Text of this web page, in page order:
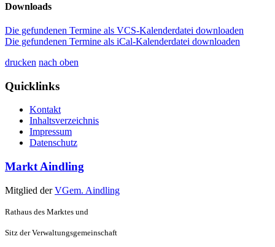
Downloads
Die gefundenen Termine als VCS-Kalenderdatei downloaden
Die gefundenen Termine als iCal-Kalenderdatei downloaden
drucken nach oben
Quicklinks
Kontakt
Inhaltsverzeichnis
Impressum
Datenschutz
Markt Aindling
Mitglied derVGem. Aindling
Rathaus des Marktes und
Sitz der Verwaltungsgemeinschaft